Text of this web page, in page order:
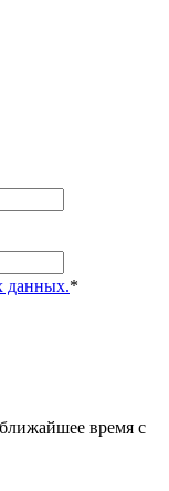
данных.*
время с